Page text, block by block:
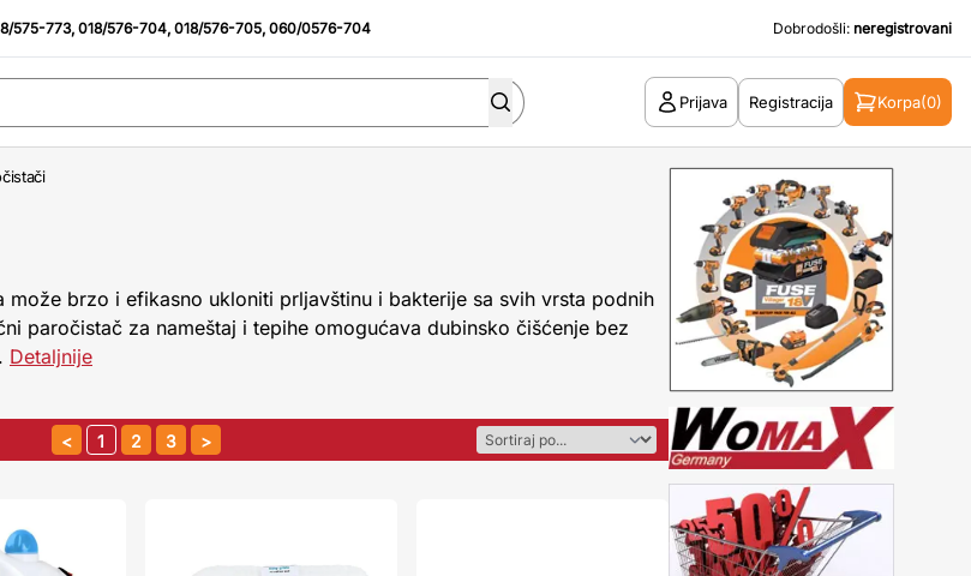
575-773,018/576-704,018/576-705,060/0576-704 Dobrodošli: neregistrovani
Prijava Registracija Korpa(0)
brzo i efikasno ukloniti prljavštinu i bakterije sa svih vrsta podnih
paročistač za nameštaj i tepihe omogućava dubinsko čišćenje bez
Detaljnije
1 2 3